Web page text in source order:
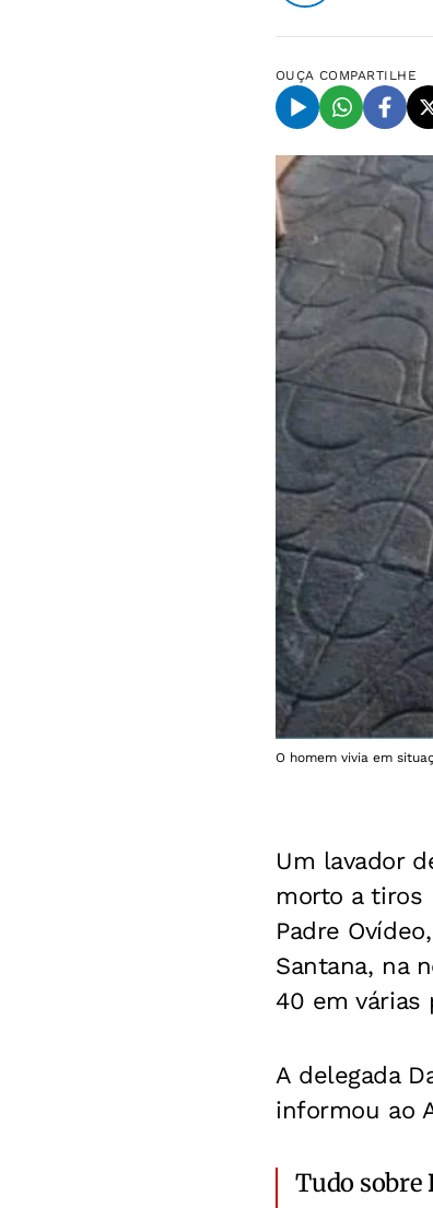
OUÇA COMPARTILHE
O homem vivia em
Um lavador
morto a tiros
Padre
Santana, na
40 em várias
A delegada
informou ao
Tudo sobre